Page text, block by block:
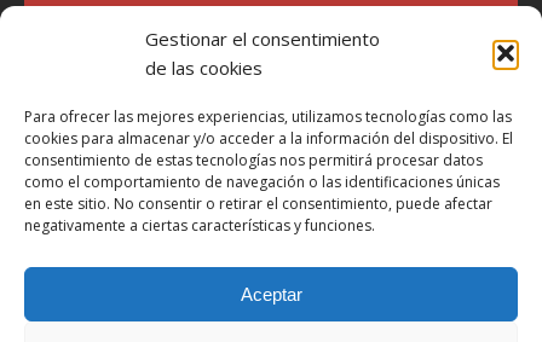
Gestionar el consentimiento
de las cookies
Para ofrecer las mejores experiencias, utilizamos tecnologías como las
cookies para almacenar y/o acceder a la información del dispositivo. El
consentimiento de estas tecnologías nos permitirá procesar datos
como el comportamiento de navegación o las identificaciones únicas
en este sitio. No consentir o retirar el consentimiento, puede afectar
negativamente a ciertas características y funciones.
Aceptar
"Soy Manel Hospido, nací en Valencia en 1969 y desde el
año 2007 he escrito sobre motos en distintos medios.
Millatrece.com es una apuesta por escribir sobre lo que me
participa"
Aviso Legal
Política de Privacidad
Más Información sobre Cookies